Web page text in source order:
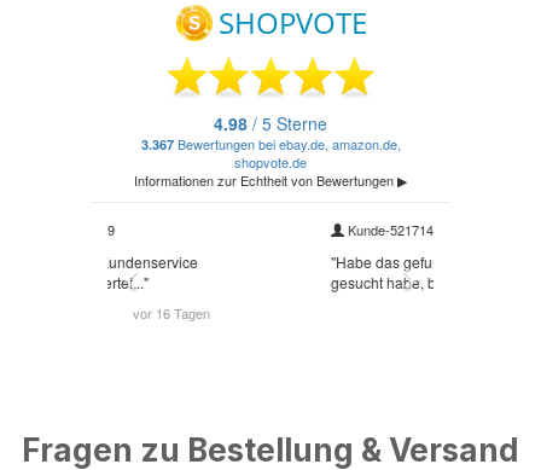
Fragen zu Bestellung & Versand